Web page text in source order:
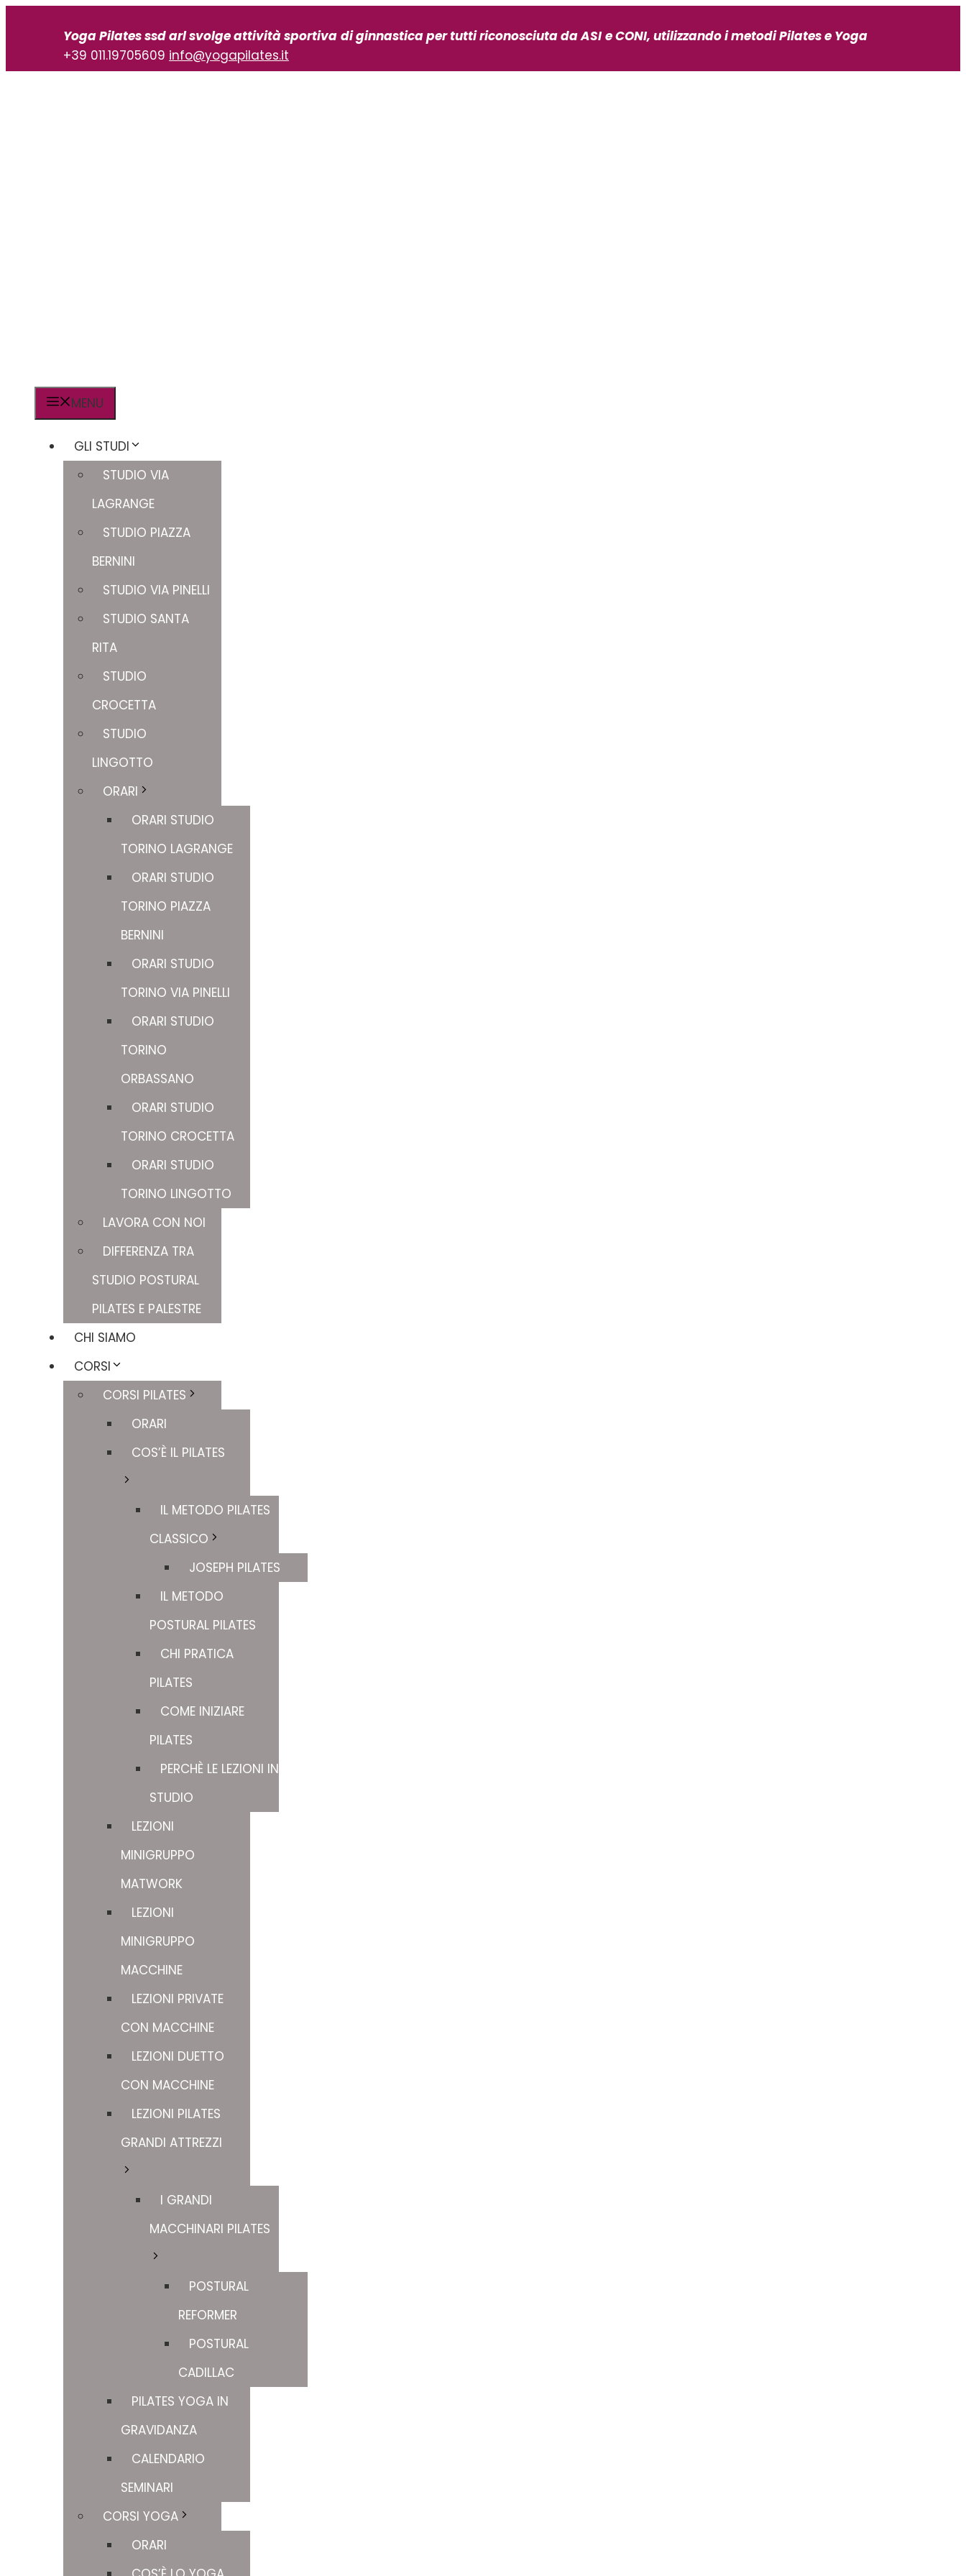
contenuto
Yoga Pilates ssd arl svolge attività sportiva di ginnastica per tutti riconosciuta da ASI e CONI, utilizzando i metodi Pilates e Yoga
+39 011.19705609 info@yogapilates.it
MENU
GLI STUDI
STUDIO VIA
LAGRANGE
STUDIO PIAZZA
BERNINI
STUDIO VIA PINELLI
STUDIO SANTA
RITA
STUDIO
CROCETTA
STUDIO
LINGOTTO
ORARI
ORARI STUDIO
TORINO LAGRANGE
ORARI STUDIO
TORINO PIAZZA
BERNINI
ORARI STUDIO
TORINO VIA PINELLI
ORARI STUDIO
TORINO
ORBASSANO
ORARI STUDIO
TORINO CROCETTA
ORARI STUDIO
TORINO LINGOTTO
LAVORA CON NOI
DIFFERENZA TRA
STUDIO POSTURAL
PILATES E PALESTRE
CHI SIAMO
CORSI
CORSI PILATES
ORARI
COS’È IL PILATES
IL METODO PILATES
CLASSICO
JOSEPH PILATES
IL METODO
POSTURAL PILATES
CHI PRATICA
PILATES
COME INIZIARE
PILATES
PERCHÈ LE LEZIONI IN
STUDIO
LEZIONI
MINIGRUPPO
MATWORK
LEZIONI
MINIGRUPPO
MACCHINE
LEZIONI PRIVATE
CON MACCHINE
LEZIONI DUETTO
CON MACCHINE
LEZIONI PILATES
GRANDI ATTREZZI
I GRANDI
MACCHINARI PILATES
POSTURAL
REFORMER
POSTURAL
CADILLAC
PILATES YOGA IN
GRAVIDANZA
CALENDARIO
SEMINARI
CORSI YOGA
ORARI